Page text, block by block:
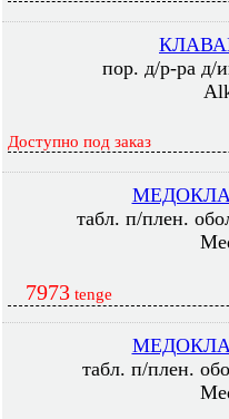
пор. д/р-ра д/
Доступно под заказ
табл. п/плен.
7973 tenge
табл. п/плен.